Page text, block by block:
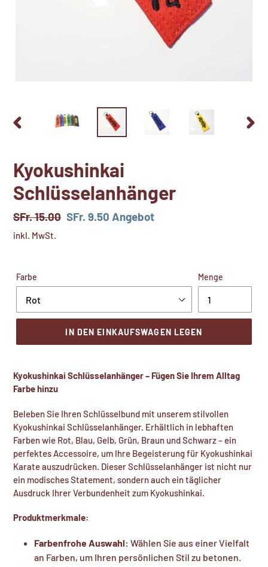
Kyokushinkai
Schlüsselanhänger
Normaler
Preis
SFr. 15.00 Sonderpreis
SFr. 9.50 Angebot
inkl. MwSt.
Farbe Menge
IN DEN EINKAUFSWAGEN LEGEN
Kyokushinkai Schlüsselanhänger – Fügen Sie Ihrem Alltag
Farbe hinzu
Beleben Sie Ihren Schlüsselbund mit unserem stilvollen
Kyokushinkai Schlüsselanhänger. Erhältlich in lebhaften
Farben wie Rot, Blau, Gelb, Grün, Braun und Schwarz – ein
perfektes Accessoire, um Ihre Begeisterung für Kyokushinkai
Karate auszudrücken. Dieser Schlüsselanhänger ist nicht nur
ein modisches Statement, sondern auch ein täglicher
Ausdruck Ihrer Verbundenheit zum Kyokushinkai.
Produktmerkmale:
Farbenfrohe Auswahl: Wählen Sie aus einer Vielfalt
an Farben, um Ihren persönlichen Stil zu betonen.